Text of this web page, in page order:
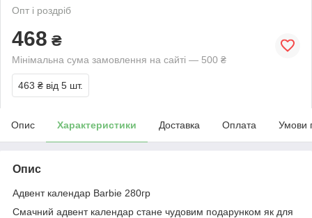
Опт і роздріб
468 ₴
Мінімальна сума замовлення на сайті — 500 ₴
463 ₴ від 5 шт.
Опис Характеристики Доставка Оплата Умови
Опис
Адвент календар Barbie 280гр
Смачний адвент календар стане чудовим подарунком як для